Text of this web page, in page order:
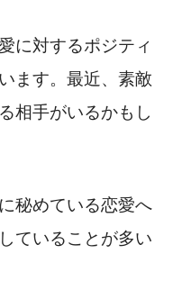
に対するポジティ
ます。最近、素敵
相手がいるかもし
秘めている恋愛へ
ていることが多い